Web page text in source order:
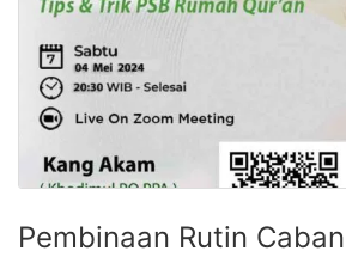
Pembinaan Rutin